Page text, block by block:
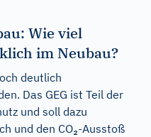
Wie viel
im Neubau?
deutlich
Das GEG ist Teil der
und soll dazu
und den CO₂-Ausstoß